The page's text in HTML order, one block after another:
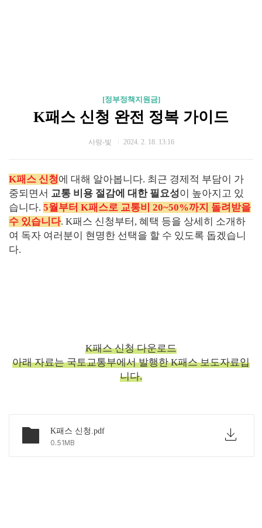
[정부정책지원금]
K패스 신청 완전 정복 가이드
사랑-빛 2024. 2. 18. 13:16
K패스 신청에 대해 알아봅니다. 최근 경제적 부담이 가
중되면서 교통 비용 절감에 대한 필요성이 높아지고 있
습니다. 5월부터 K패스로 교통비 20~50%까지 돌려받을
수 있습니다. K패스 신청부터, 혜택 등을 상세히 소개하
여 독자 여러분이 현명한 선택을 할 수 있도록 돕겠습니
다.
K패스 신청 다운로드
아래 자료는 국토교통부에서 발행한 K패스 보도자료입
니다.
K패스 신청.pdf
0.51MB